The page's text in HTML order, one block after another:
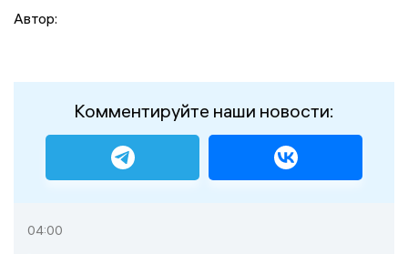
Автор:
Комментируйте наши новости:
04:00